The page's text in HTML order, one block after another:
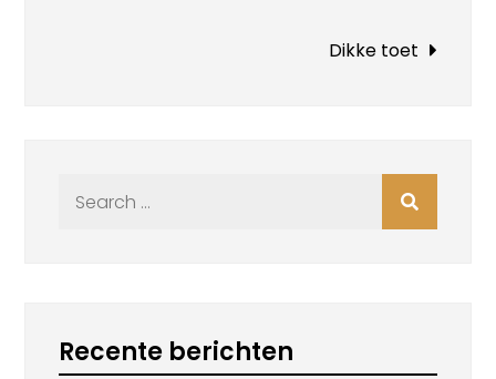
Dikke toet
Recente berichten